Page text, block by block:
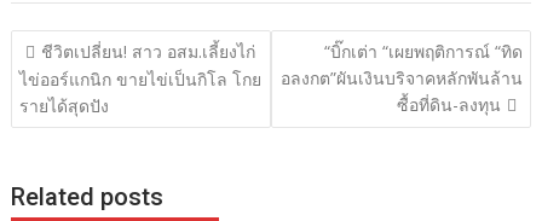
แนะแนว
เรื่อง
ชีวิตเปลี่ยน! สาว อสม.เลี้ยงไก่
ไข่ออร์แกนิก ขายไข่เป็นกิโล โกย
รายได้สุดปัง
“บิ๊กเต่า “เผยพฤติการณ์ “ทิด
อลงกต”ผันเงินบริจาคหลักพันล้าน
ซื้อที่ดิน-ลงทุน
Related posts